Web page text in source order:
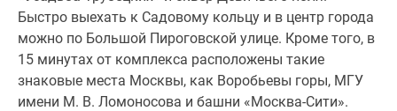
создают
интересную
игру
света
и
Быстро выехать к Садовому кольцу и в центр города
можно по Большой Пироговской улице. Кроме того, в
15 минутах от комплекса расположены такие
знаковые места Москвы, как Воробьевы горы, МГУ
имени М. В. Ломоносова и башни «Москва-Сити».